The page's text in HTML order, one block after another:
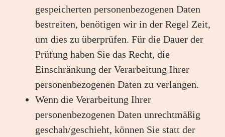
gespeicherten personenbezogenen Daten
bestreiten, benötigen wir in der Regel Zeit,
um dies zu überprüfen. Für die Dauer der
Prüfung haben Sie das Recht, die
Einschränkung der Verarbeitung Ihrer
personenbezogenen Daten zu verlangen.
Wenn die Verarbeitung Ihrer
personenbezogenen Daten unrechtmäßig
geschah/geschieht, können Sie statt der